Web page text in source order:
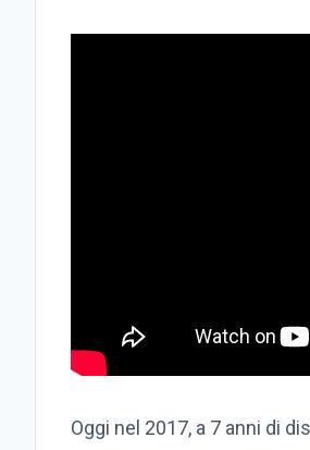
Oggi nel 2017, a 7 anni di